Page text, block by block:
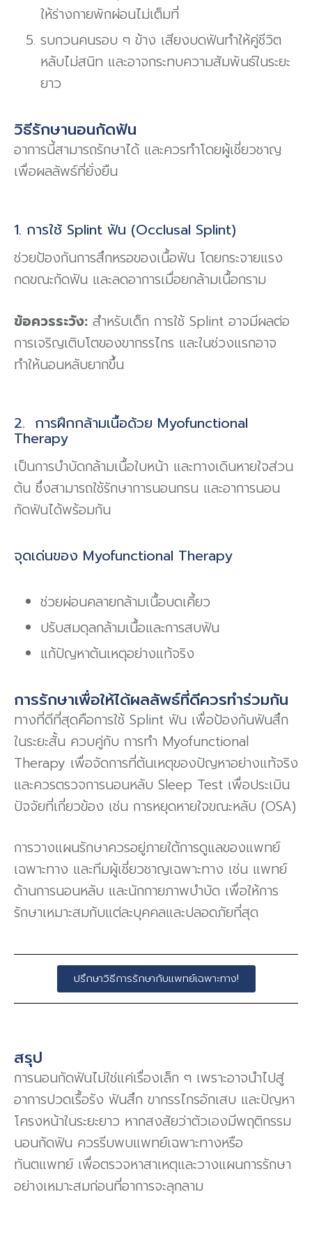
ให้ร่างกายพักผ่อนไม่เต็มที่
รบกวนคนรอบ ๆ ข้าง เสียงบดฟันทำให้คู่ชีวิต
หลับไม่สนิท และอาจกระทบความสัมพันธ์ในระยะ
ยาว
วิธีรักษานอนกัดฟัน
อาการนี้สามารถรักษาได้ และควรทำโดยผู้เชี่ยวชาญ
เพื่อผลลัพธ์ที่ยั่งยืน
1. การใช้ Splint ฟัน (Occlusal Splint)
ช่วยป้องกันการสึกหรอของเนื้อฟัน โดยกระจายแรง
กดขณะกัดฟัน และลดอาการเมื่อยกล้ามเนื้อกราม
ข้อควรระวัง: สำหรับเด็ก การใช้ Splint อาจมีผลต่อ
การเจริญเติบโตของขากรรไกร และในช่วงแรกอาจ
ทำให้นอนหลับยากขึ้น
2. การฝึกกล้ามเนื้อด้วย Myofunctional
Therapy
เป็นการบำบัดกล้ามเนื้อใบหน้า และทางเดินหายใจส่วน
ต้น ซึ่งสามารถใช้รักษาการนอนกรน และอาการนอน
กัดฟันได้พร้อมกัน
จุดเด่นของ Myofunctional Therapy
ช่วยผ่อนคลายกล้ามเนื้อบดเคี้ยว
ปรับสมดุลกล้ามเนื้อและการสบฟัน
แก้ปัญหาต้นเหตุอย่างแท้จริง
การรักษาเพื่อให้ได้ผลลัพธ์ที่ดีควรทำร่วมกัน
ทางที่ดีที่สุดคือการใช้ Splint ฟัน เพื่อป้องกันฟันสึก
ในระยะสั้น ควบคู่กับ การทำ Myofunctional
Therapy เพื่อจัดการที่ต้นเหตุของปัญหาอย่างแท้จริง
และควรตรวจการนอนหลับ Sleep Test เพื่อประเมิน
ปัจจัยที่เกี่ยวข้อง เช่น การหยุดหายใจขณะหลับ (OSA)
การวางแผนรักษาควรอยู่ภายใต้การดูแลของแพทย์
เฉพาะทาง และทีมผู้เชี่ยวชาญเฉพาะทาง เช่น แพทย์
ด้านการนอนหลับ และนักกายภาพบำบัด เพื่อให้การ
รักษาเหมาะสมกับแต่ละบุคคลและปลอดภัยที่สุด
ปรึกษาวิธีการรักษากับเเพทย์เฉพาะทาง!
สรุป
การนอนกัดฟันไม่ใช่แค่เรื่องเล็ก ๆ เพราะอาจนำไปสู่
อาการปวดเรื้อรัง ฟันสึก ขากรรไกรอักเสบ และปัญหา
โครงหน้าในระยะยาว หากสงสัยว่าตัวเองมีพฤติกรรม
นอนกัดฟัน ควรรีบพบแพทย์เฉพาะทางหรือ
ทันตแพทย์ เพื่อตรวจหาสาเหตุและวางแผนการรักษา
อย่างเหมาะสมก่อนที่อาการจะลุกลาม